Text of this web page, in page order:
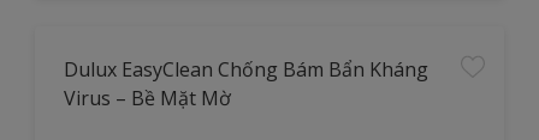
Dulux EasyClean Chống Bám Bẩn Kháng
Virus – Bề Mặt Mờ